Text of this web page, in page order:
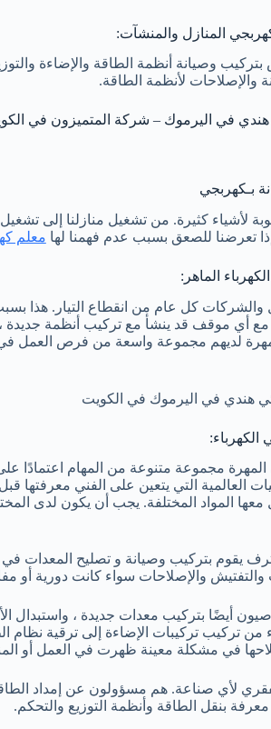
المنازل والمنشآت:
وصيانة أنظمة الطاقة والإضاءة
والإصلاحات لأنظمة الطاقة.
هندي في اليرموك – شركة المتميزون في
بـكهربجي
لأشياء كثيرة. من تشغيل منازلنا إلى
تعرضنا للصعق بسبب عدم فهمنا لها معلم
الماهر:
والشركات كل عام من انقطاع التيار. هذا
أي موقف قد ينشأ مع تركيب أنظمة جديدة ،
لديهم مجموعة واسعة من فرص العمل في
الكهرباء:
المهرة مجموعة متنوعة من المهام اعتمادًا
العالمية التي يتعين على الفني معرفتها
المواد المختلفة. يجب أن يكون لدى
يقوم بتركيب وصيانة و تصليح المعدات
والتفتيش والإصلاحات سواء كانت دورية أو
أيضًا بتركيب معدات جديدة ، واستبدال
تركيب تركيبات الإضاءة إلى ترقية نظام
في مشكلة معينة ظهرت في العمل أو
لأي صناعة. هم مسؤولون عن إمداد الطاقة
معرفة بنقل الطاقة وأنظمة التوزيع والتحكم.